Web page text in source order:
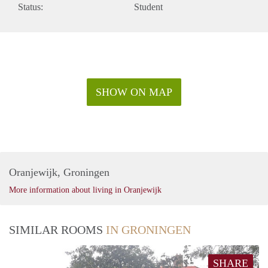
Status: Student
SHOW ON MAP
Oranjewijk, Groningen
More information about living in Oranjewijk
SIMILAR ROOMS IN GRONINGEN
SHARE